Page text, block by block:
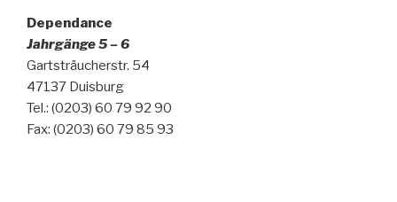
Dependance
Jahrgänge 5 – 6
Gartsträucherstr. 54
47137 Duisburg
Tel.: (0203) 60 79 92 90
Fax: (0203) 60 79 85 93